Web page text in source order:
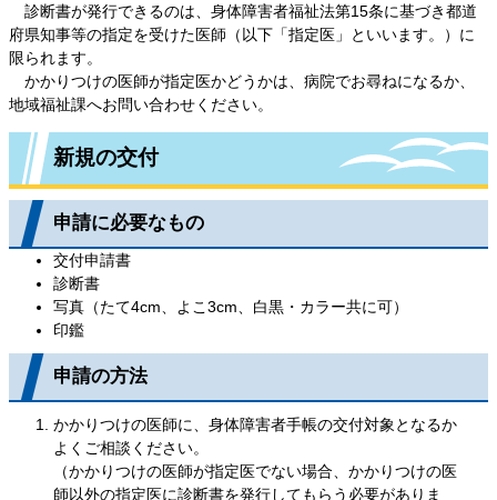
診断書が発行できるのは、身体障害者福祉法第15条に基づき都道
府県知事等の指定を受けた医師（以下「指定医」といいます。）に
限られます。
かかりつけの医師が指定医かどうかは、病院でお尋ねになるか、
地域福祉課へお問い合わせください。
新規の交付
申請に必要なもの
交付申請書
診断書
写真（たて4cm、よこ3cm、白黒・カラー共に可）
印鑑
申請の方法
かかりつけの医師に、身体障害者手帳の交付対象となるか
よくご相談ください。
（かかりつけの医師が指定医でない場合、かかりつけの医
師以外の指定医に診断書を発行してもらう必要がありま